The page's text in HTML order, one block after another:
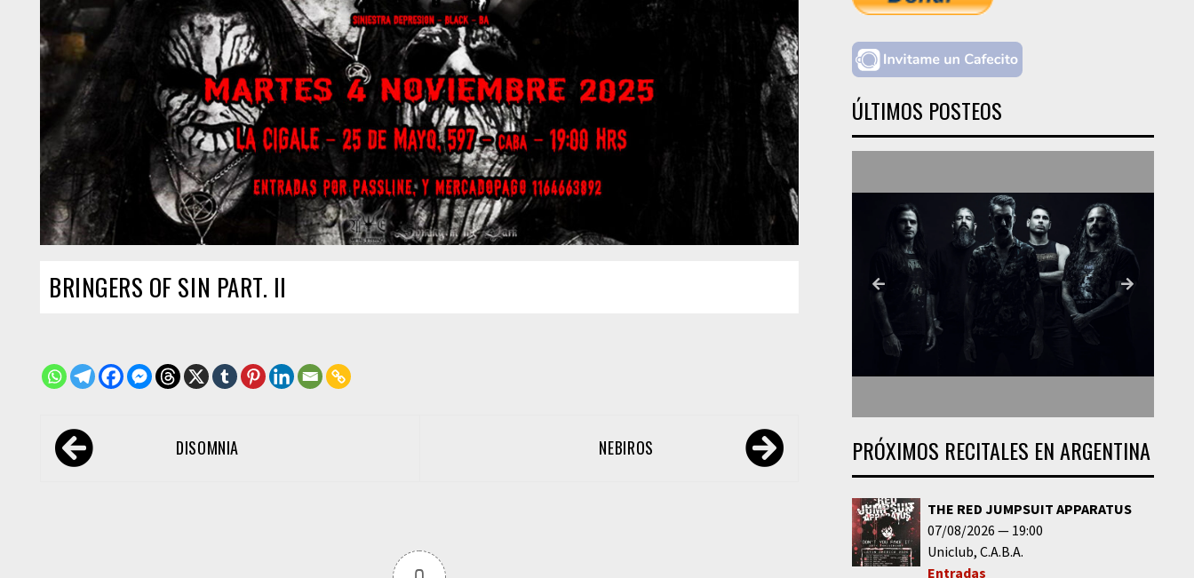
BRINGERS OF SIN PART. II
Navegación
de DISOMNIA NEBIROS
ÚLTIMOS POSTEOS
PRÓXIMOS RECITALES EN ARGENTINA
THE RED JUMPSUIT APPARATUS
07/08/2026
19:00
Uniclub C.A.B.A.
Entradas